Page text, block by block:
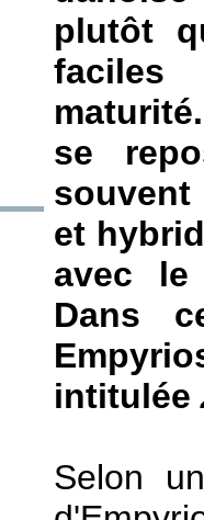
plutôt
faciles
se
et
avec
Dans
intitulée
Selon